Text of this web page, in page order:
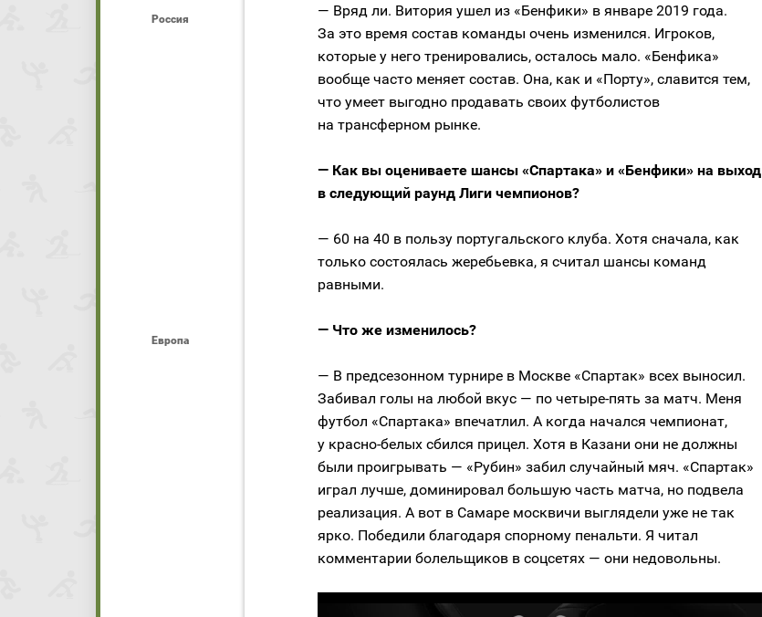
Россия
Европа
— Вряд ли. Витория ушел из «Бенфики» в январе 2019 года.
За это время состав команды очень изменился. Игроков,
которые у него тренировались, осталось мало. «Бенфика»
вообще часто меняет состав. Она, как и «Порту», славится тем,
что умеет выгодно продавать своих футболистов
на трансферном рынке.
— Как вы оцениваете шансы «Спартака» и «Бенфики» на выход
в следующий раунд Лиги чемпионов?
— 60 на 40 в пользу португальского клуба. Хотя сначала, как
только состоялась жеребьевка, я считал шансы команд
равными.
— Что же изменилось?
— В предсезонном турнире в Москве «Спартак» всех выносил.
Забивал голы на любой вкус — по четыре-пять за матч. Меня
футбол «Спартака» впечатлил. А когда начался чемпионат,
у красно-белых сбился прицел. Хотя в Казани они не должны
были проигрывать — «Рубин» забил случайный мяч. «Спартак»
играл лучше, доминировал большую часть матча, но подвела
реализация. А вот в Самаре москвичи выглядели уже не так
ярко. Победили благодаря спорному пенальти. Я читал
комментарии болельщиков в соцсетях — они недовольны.